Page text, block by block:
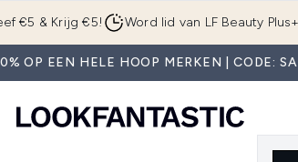
Overslaan naar de hoofdinhoud
€5 & Krijg €5! Word lid van LF Beauty Plus+
OP EEN HELE HOOP MERKEN | CODE: